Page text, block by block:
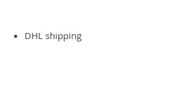
DHL shipping